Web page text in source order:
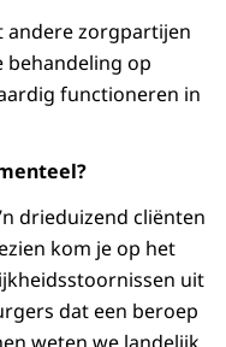
andere zorgpartijen
behandeling op
functioneren in
drieduizend cliënten
kom je op het
uit
dat een beroep
weten we landelijk